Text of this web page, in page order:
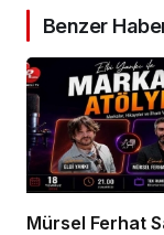
Benzer
Mürsel Ferhat